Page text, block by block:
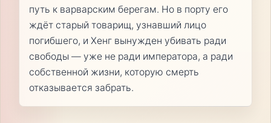
путь к варварским берегам. Но в порту его
ждёт старый товарищ, узнавший лицо
погибшего, и Хенг вынужден убивать ради
свободы — уже не ради императора, а ради
собственной жизни, которую смерть
отказывается забрать.